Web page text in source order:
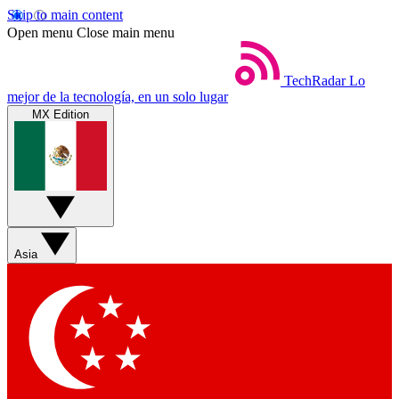
Skip to main content
Open menu Close main menu
TechRadar Lo
mejor de la tecnología, en un solo lugar
MX Edition
Asia